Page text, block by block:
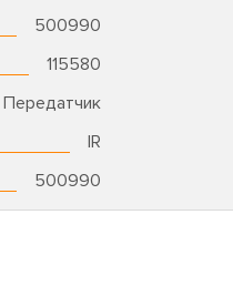
500990
115580
Передатчик
IR
500990